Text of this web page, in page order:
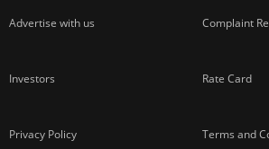
Advertise with us Complaint
Investors Rate Card
Privacy Policy Terms and